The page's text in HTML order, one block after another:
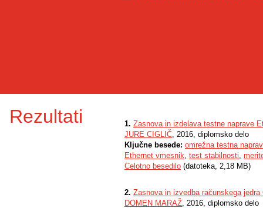
Rezultati 1. Zasnova in izdelava testne naprave
JURE CIGLIČ, 2016, diplomsko delo
Ključne besede: omrežna testna
Ethernet vmesnik, test stabilnosti,
Celotno besedilo (datoteka, 2,18 MB)
2. Zasnova in izvedba računskega
DOMEN MARAŽ, 2016, diplomsko delo